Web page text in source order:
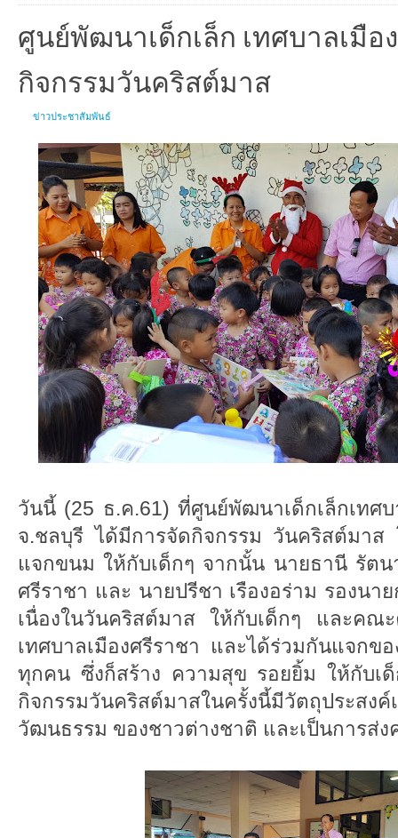
ศูนย์พัฒนาเด็กเล็ก เทศบาลเมือ
กิจกรรมวันคริสต์มาส
ข่าวประชาสัมพันธ์
วันนี้ (25 ธ.ค.61) ที่ศูนย์พัฒนาเด็กเล็กเทศบ
จ.ชลบุรี ได้มีการจัดกิจกรรม วันคริสต์มา
แจกขนม ให้กับเด็กๆ จากนั้น นายธานี รัตน
ศรีราชา และ นายปรีชา เรืองอร่าม รองนา
เนื่องในวันคริสต์มาส ให้กับเด็กๆ และคณ
เทศบาลเมืองศรีราชา และได้ร่วมกันแจกข
ทุกคน ซึ่งก็สร้าง ความสุข รอยยิ้ม ให้กับเด็
กิจกรรมวันคริสต์มาสในครั้งนี้มีวัตถุประสง
วัฒนธรรม ของชาวต่างชาติ และเป็นการส่